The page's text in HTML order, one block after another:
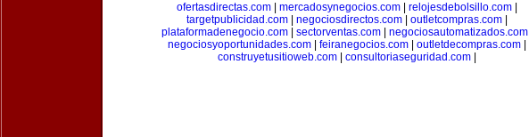
ofertasdirectas.com
mercadosynegocios.com relojesdebolsillo.com
targetpublicidad.com
negociosdirectos.com outletcompras.com
plataformadenegocio.com| sectorventas.com| negociosautomatizados.com|
negociosyoportunidades.com
feiranegocios.com outletdecompras.com
construyetusitioweb.com
consultoriaseguridad.com